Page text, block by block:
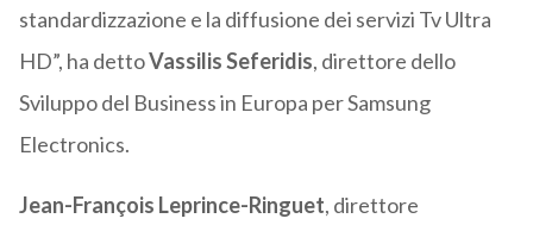
standardizzazione e la diffusione dei servizi Tv Ultra
HD”, ha dettoVassilis Seferidis, direttore dello
Sviluppo del Business in Europa per Samsung
Electronics.
Jean-François Leprince-Ringuet, direttore